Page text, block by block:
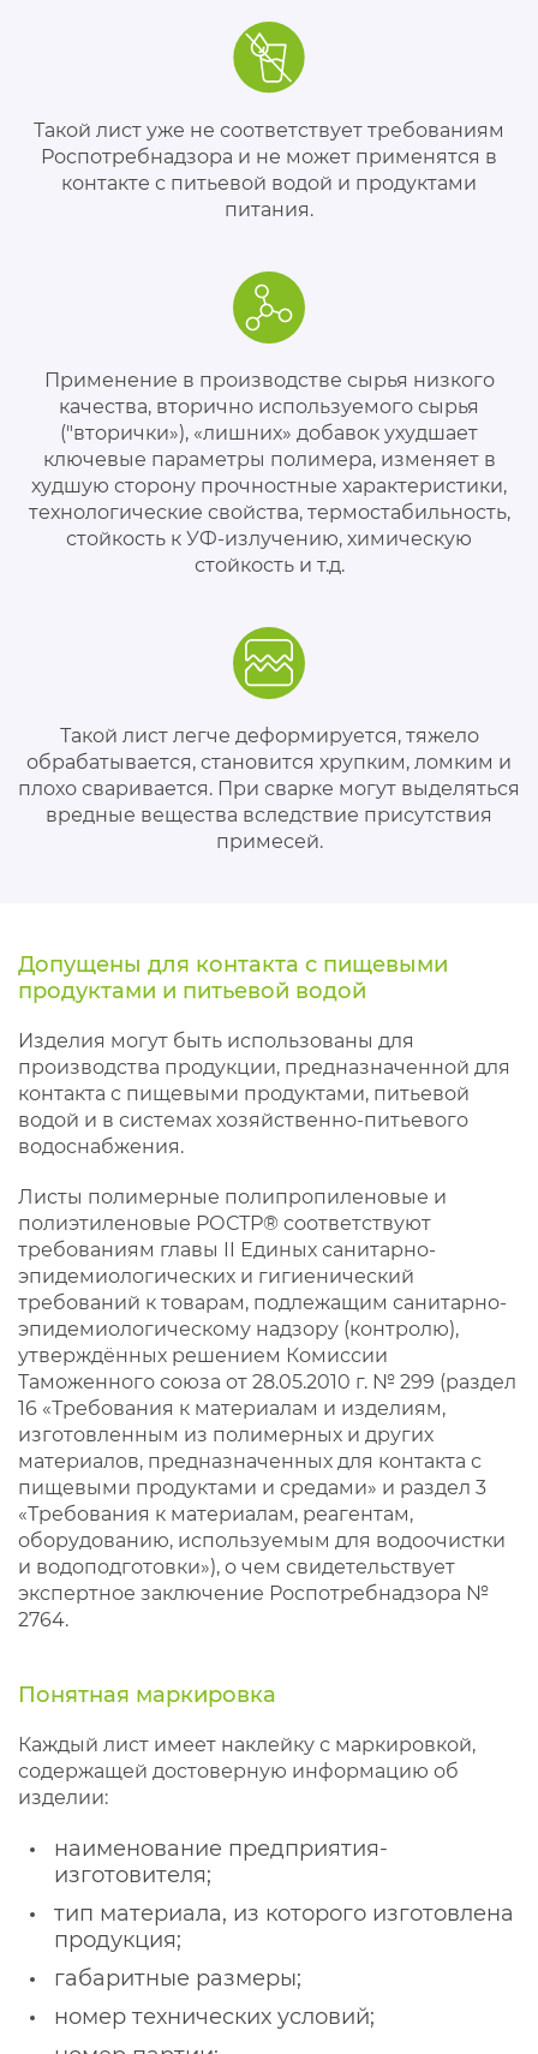
Такой лист уже не соответствует требованиям
Роспотребнадзора и не может применятся в
контакте с питьевой водой и продуктами
питания.
Применение в производстве сырья низкого
качества, вторично используемого сырья
("вторички»), «лишних» добавок ухудшает
ключевые параметры полимера, изменяет в
худшую сторону прочностные характеристики,
технологические свойства, термостабильность,
стойкость к УФ-излучению, химическую
стойкость и т.д.
Такой лист легче деформируется, тяжело
обрабатывается, становится хрупким, ломким и
плохо сваривается. При сварке могут выделяться
вредные вещества вследствие присутствия
примесей.
Допущены для контакта с пищевыми
продуктами и питьевой водой
Изделия могут быть использованы для
производства продукции, предназначенной для
контакта с пищевыми продуктами, питьевой
водой и в системах хозяйственно-питьевого
водоснабжения.
Листы полимерные полипропиленовые и
полиэтиленовые РОСТР® соответствуют
требованиям главы II Единых санитарно-
эпидемиологических и гигиенический
требований к товарам, подлежащим санитарно-
эпидемиологическому надзору (контролю),
утверждённых решением Комиссии
Таможенного союза от 28.05.2010 г. № 299 (раздел
16 «Требования к материалам и изделиям,
изготовленным из полимерных и других
материалов, предназначенных для контакта с
пищевыми продуктами и средами» и раздел 3
«Требования к материалам, реагентам,
оборудованию, используемым для водоочистки
и водоподготовки»), о чем свидетельствует
экспертное заключение Роспотребнадзора №
2764.
Понятная маркировка
Каждый лист имеет наклейку с маркировкой,
содержащей достоверную информацию об
изделии:
наименование предприятия-
изготовителя;
тип материала, из которого изготовлена
продукция;
габаритные размеры;
номер технических условий;